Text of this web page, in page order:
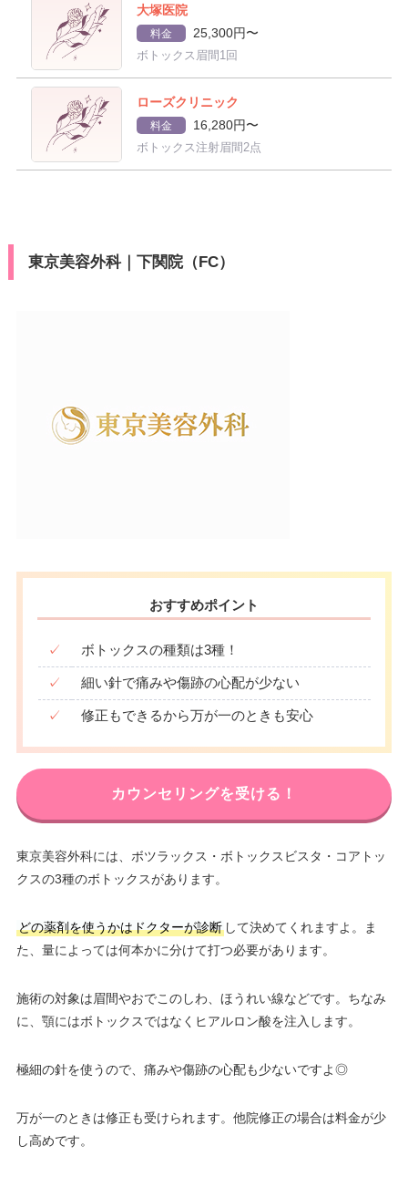
大塚医院
料金 25,300円〜
ボトックス眉間1回
ローズクリニック
料金 16,280円〜
ボトックス注射眉間2点
東京美容外科｜下関院（FC）
おすすめポイント
✓ ボトックスの種類は3種！
✓ 細い針で痛みや傷跡の心配が少ない
✓ 修正もできるから万が一のときも安心
カウンセリングを受ける！
東京美容外科には、ボツラックス・ボトックスビスタ・コアトッ
クスの3種のボトックスがあります。
どの薬剤を使うかはドクターが診断して決めてくれますよ。ま
た、量によっては何本かに分けて打つ必要があります。
施術の対象は眉間やおでこのしわ、ほうれい線などです。ちなみ
に、顎にはボトックスではなくヒアルロン酸を注入します。
極細の針を使うので、痛みや傷跡の心配も少ないですよ◎
万が一のときは修正も受けられます。他院修正の場合は料金が少
し高めです。